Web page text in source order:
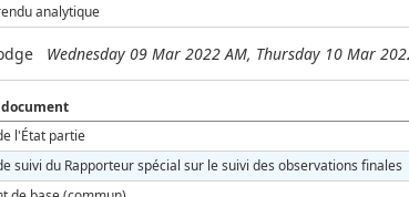
analytique
Wednesday 09 Mar 2022 AM, Thursday 10 Mar
l'État partie
suivi du Rapporteur spécial sur le suivi des observations finales